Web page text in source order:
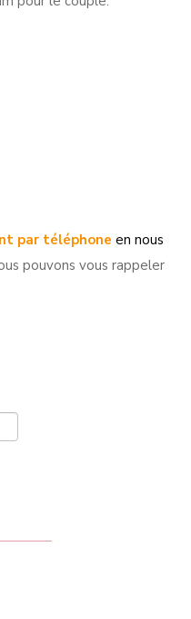
par téléphone en nous
pouvons vous rappeler